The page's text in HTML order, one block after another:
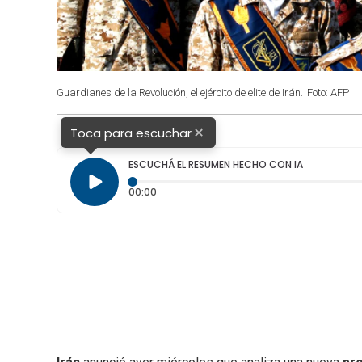
Guardianes de la Revolución, el ejército de elite de Irán. Foto: AFP
Toca para escuchar×
ESCUCHÁ EL RESUMEN HECHO CON IA
00:00